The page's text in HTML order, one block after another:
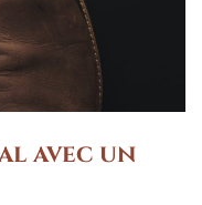
avec un